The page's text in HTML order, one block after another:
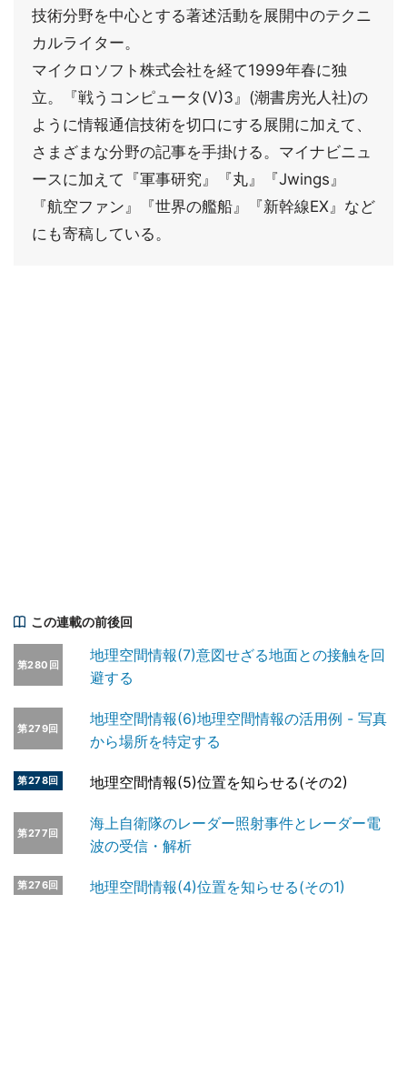
技術分野を中心とする著述活動を展開中のテクニ
カルライター。
マイクロソフト株式会社を経て1999年春に独
立。『戦うコンピュータ(V)3』(潮書房光人社)の
ように情報通信技術を切口にする展開に加えて、
さまざまな分野の記事を手掛ける。マイナビニュ
ースに加えて『軍事研究』『丸』『Jwings』
『航空ファン』『世界の艦船』『新幹線EX』など
にも寄稿している。
この連載の前後回
第280回
地理空間情報(7)意図せざる地面との接触を回
避する
第279回
地理空間情報(6)地理空間情報の活用例 - 写真
から場所を特定する
第278回 地理空間情報(5)位置を知らせる(その2)
第277回
海上自衛隊のレーダー照射事件とレーダー電
波の受信・解析
第276回 地理空間情報(4)位置を知らせる(その1)